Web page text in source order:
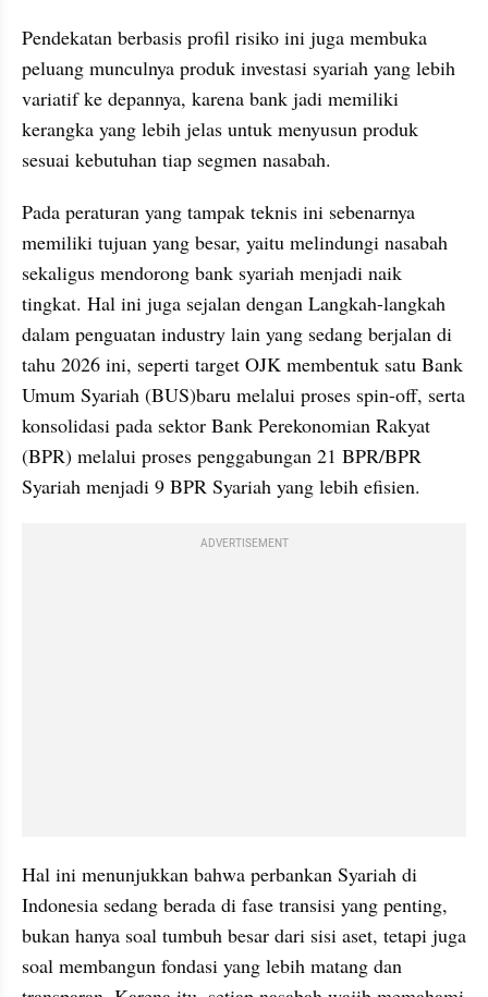
Pendekatan berbasis profil risiko ini juga membuka
peluang munculnya produk investasi syariah yang lebih
variatif ke depannya, karena bank jadi memiliki
kerangka yang lebih jelas untuk menyusun produk
sesuai kebutuhan tiap segmen nasabah.
Pada peraturan yang tampak teknis ini sebenarnya
memiliki tujuan yang besar, yaitu melindungi nasabah
sekaligus mendorong bank syariah menjadi naik
tingkat. Hal ini juga sejalan dengan Langkah-langkah
dalam penguatan industry lain yang sedang berjalan di
tahu 2026 ini, seperti target OJK membentuk satu Bank
Umum Syariah (BUS)baru melalui proses spin-off, serta
konsolidasi pada sektor Bank Perekonomian Rakyat
(BPR) melalui proses penggabungan 21 BPR/BPR
Syariah menjadi 9 BPR Syariah yang lebih efisien.
ADVERTISEMENT
Hal ini menunjukkan bahwa perbankan Syariah di
Indonesia sedang berada di fase transisi yang penting,
bukan hanya soal tumbuh besar dari sisi aset, tetapi juga
soal membangun fondasi yang lebih matang dan